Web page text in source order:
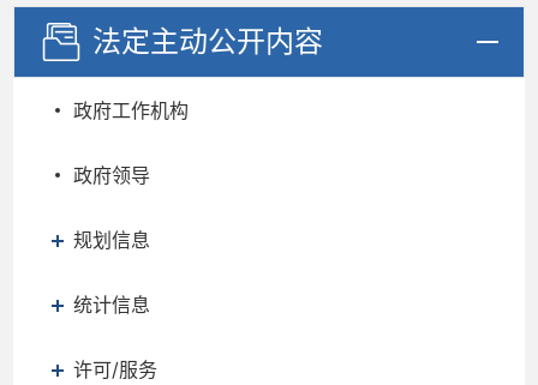
法定主动公开内容
政府工作机构
政府领导
规划信息
统计信息
许可/服务